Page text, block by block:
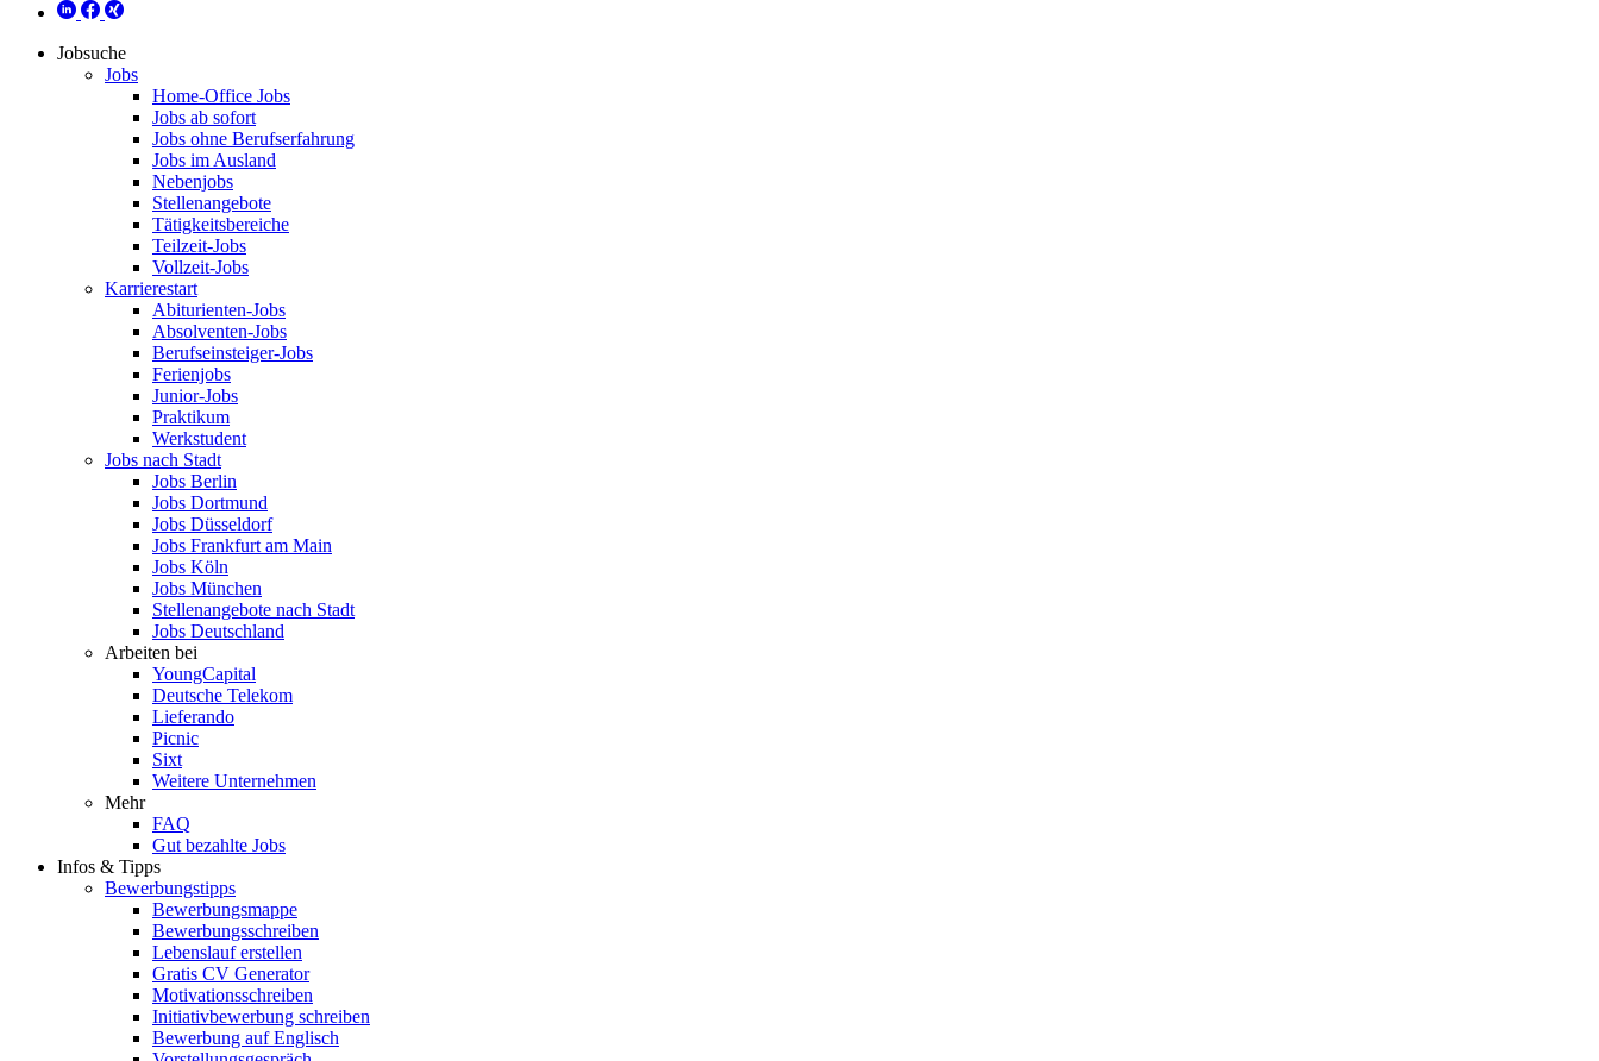
Jobsuche
Jobs
Home-Office Jobs
Jobs ab sofort
Jobs ohne Berufserfahrung
Jobs im Ausland
Nebenjobs
Stellenangebote
Tätigkeitsbereiche
Teilzeit-Jobs
Vollzeit-Jobs
Karrierestart
Abiturienten-Jobs
Absolventen-Jobs
Berufseinsteiger-Jobs
Ferienjobs
Junior-Jobs
Praktikum
Werkstudent
Jobs nach Stadt
Jobs Berlin
Jobs Dortmund
Jobs Düsseldorf
Jobs Frankfurt am Main
Jobs Köln
Jobs München
Stellenangebote nach Stadt
Jobs Deutschland
Arbeiten bei
YoungCapital
Deutsche Telekom
Lieferando
Picnic
Sixt
Weitere Unternehmen
Mehr
FAQ
Gut bezahlte Jobs
Infos & Tipps
Bewerbungstipps
Bewerbungsmappe
Bewerbungsschreiben
Lebenslauf erstellen
Gratis CV Generator
Motivationsschreiben
Initiativbewerbung schreiben
Bewerbung auf Englisch